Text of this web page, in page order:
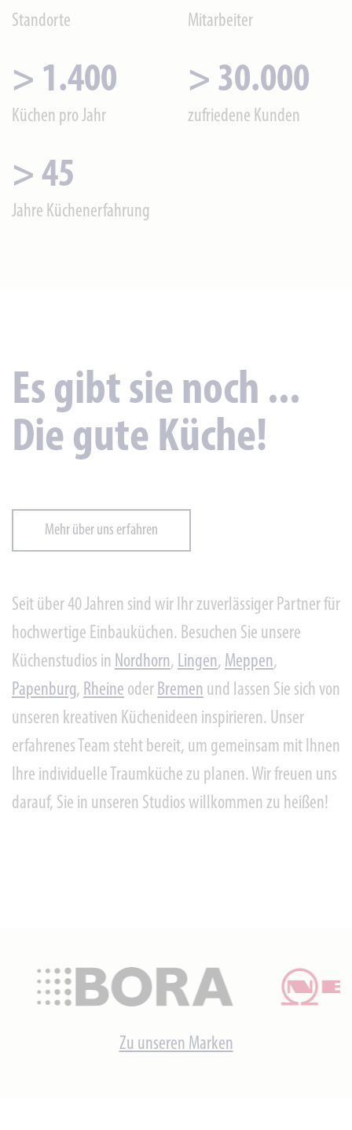
Standorte Mitarbeiter
> 1.400
Küchen pro Jahr
> 30.000
zufriedene Kunden
> 45
Jahre Küchenerfahrung
Es gibt sie noch ...
Die gute Küche!
Mehr über uns erfahren
Seit über 40 Jahren sind wir Ihr zuverlässiger Partner für
hochwertige Einbauküchen. Besuchen Sie unsere
Küchenstudios in Nordhorn, Lingen, Meppen,
Papenburg, Rheine oder Bremen und lassen Sie sich von
unseren kreativen Küchenideen inspirieren. Unser
erfahrenes Team steht bereit, um gemeinsam mit Ihnen
Ihre individuelle Traumküche zu planen. Wir freuen uns
darauf, Sie in unseren Studios willkommen zu heißen!
Zu unseren Marken